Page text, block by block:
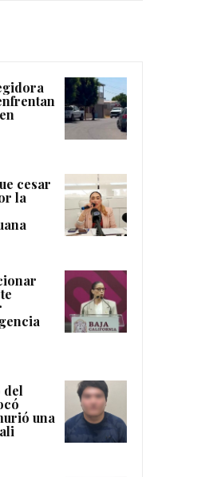
cesar
la
del
una